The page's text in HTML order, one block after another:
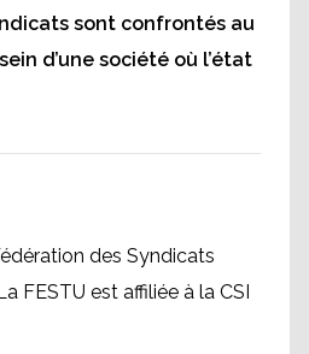
sont confrontés au
d’une société où l’état
des Syndicats
FESTU est affiliée à la CSI